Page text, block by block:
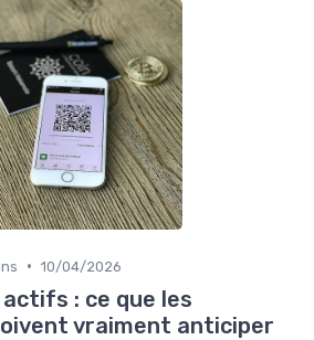
• 10/04/2026
: ce que les
vraiment anticiper